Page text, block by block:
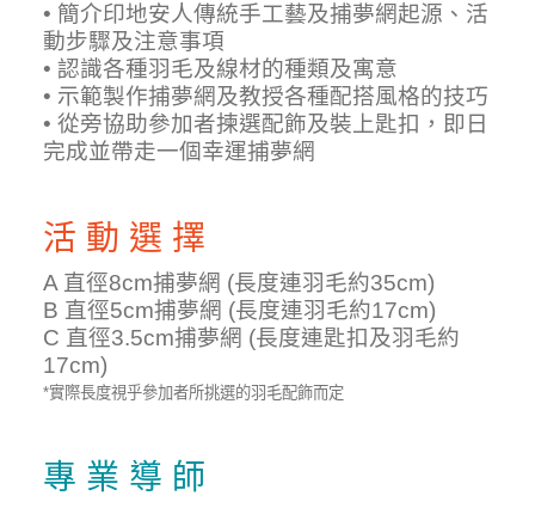
• 簡介印地安人傳統手工藝及捕夢網起源、活
動步驟及注意事項
• 認識各種羽毛及線材的種類及寓意
• 示範製作捕夢網及教授各種配搭風格的技巧
• 從旁協助參加者揀選配飾及裝上匙扣，即日
完成並帶走一個幸運捕夢網
活 動 選 擇
A 直徑8cm捕夢網 (長度連羽毛約35cm)
B 直徑5cm捕夢網 (長度連羽毛約17cm)
C 直徑3.5cm捕夢網 (長度連匙扣及羽毛約
17cm)
*實際長度視乎參加者所挑選的羽毛配飾而定
專 業 導 師